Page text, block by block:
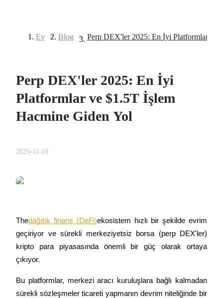
USDT Vadeli İşlemleri
Kripto Para Vadeli İşlemleri
Ev > Blog >
Perp DEX'ler 2025: En İyi
Platformlar ve $1.5T İşlem
Hacmine Giden Yol
2025-11-19
Thedağıtık finans (DeFi)ekosistem hızlı bir şekilde evrim
geçiriyor ve sürekli merkeziyetsiz borsa (perp DEX'ler)
kripto para piyasasında önemli bir güç olarak ortaya
çıkıyor.
Bu platformlar, merkezi aracı kuruluşlara bağlı kalmadan
sürekli sözleşmeler ticareti yapmanın devrim niteliğinde bir